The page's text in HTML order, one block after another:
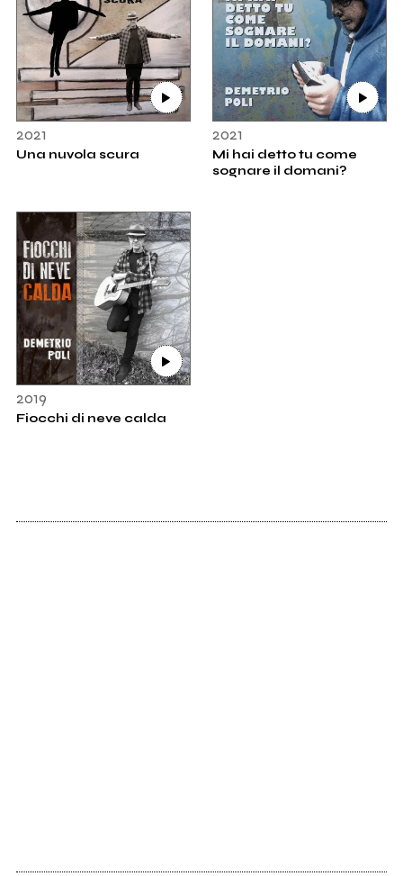
2021
Una nuvola scura
2021
Mi hai detto tu come
sognare il domani?
2019
Fiocchi di neve calda